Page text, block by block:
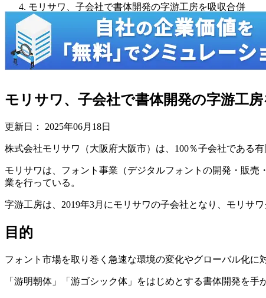
モリサワ、子会社で書体開発の字游工房を吸収合併
モリサワ、子会社で書体開発の字游工
更新日： 2025年06月18日
株式会社モリサワ（大阪府大阪市）は、100％子会社である
モリサワは、フォント事業（デジタルフォントの開発・販
業を行っている。
字游工房は、2019年3月にモリサワの子会社となり、モリサ
目的
フォント市場を取り巻く急速な環境の変化やグローバル化に
「游明朝体」「游ゴシック体」をはじめとする書体開発を